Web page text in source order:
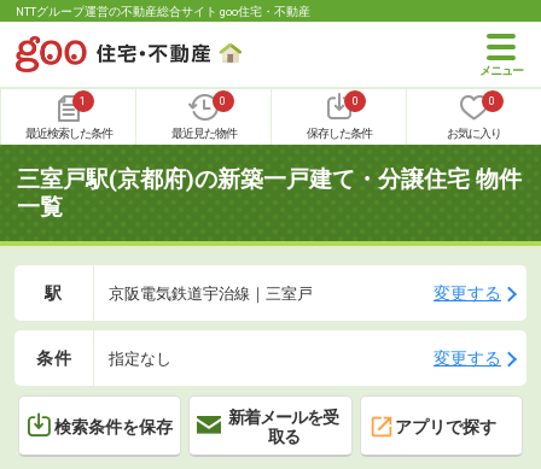
NTTグループ運営の不動産総合サイト goo住宅・不動産
1
最近検索した条件
0
最近見た物件
0
保存した条件
0
お気に入り
三室戸駅(京都府)の新築一戸建て・分譲住宅 物件
一覧
駅 京阪電気鉄道宇治線｜三室戸 変更する
条件 指定なし 変更する
検索条件を保存
新着メールを受
取る
アプリで探す